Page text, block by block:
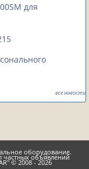
для
все новости
оборудование.
частных объявлений
© 2008 - 2026